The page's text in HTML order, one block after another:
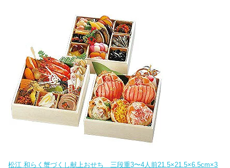
松江 和らく蟹づくし献上おせち 三段重3〜4人前21.5×21.5×6.5cm×3